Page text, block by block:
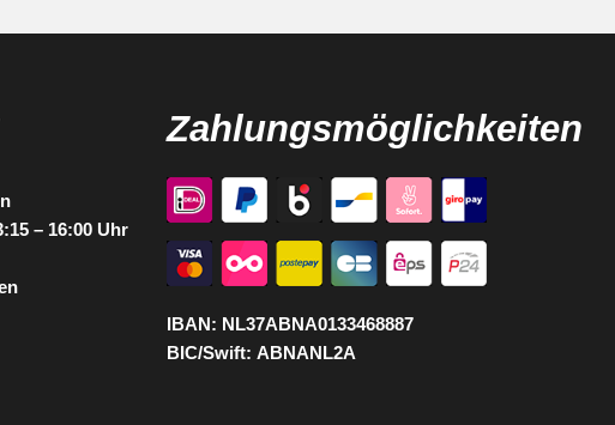
– 16:00 Uhr
Zahlungsmöglichkeiten
IBAN: NL37ABNA0133468887
BIC/Swift: ABNANL2A